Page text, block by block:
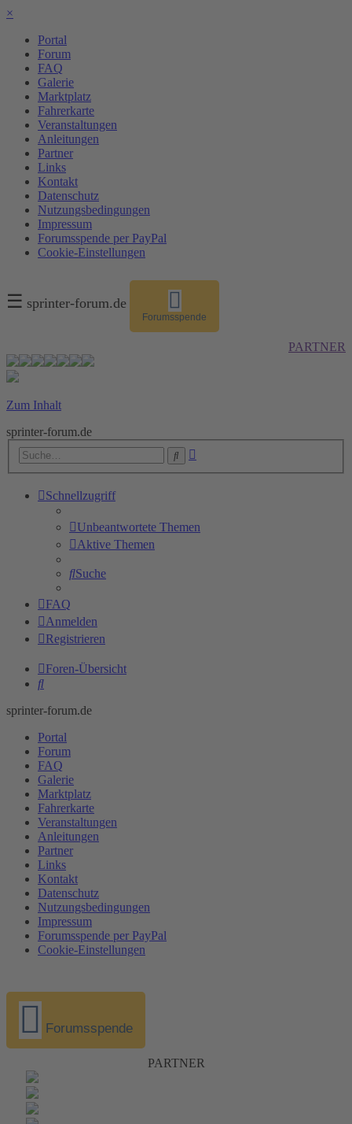
×
Portal
Forum
FAQ
Galerie
Marktplatz
Fahrerkarte
Veranstaltungen
Anleitungen
Partner
Links
Kontakt
Datenschutz
Nutzungsbedingungen
Impressum
Forumsspende per PayPal
Cookie-Einstellungen
☰ sprinter-forum.de
Forumsspende
PARTNER
Zum Inhalt
sprinter-forum.de
Suche
Schnellzugriff
Unbeantwortete Themen
Aktive Themen
Suche
FAQ
Anmelden
Registrieren
Foren-Übersicht
Suche
sprinter-forum.de
Portal
Forum
FAQ
Galerie
Marktplatz
Fahrerkarte
Veranstaltungen
Anleitungen
Partner
Links
Kontakt
Datenschutz
Nutzungsbedingungen
Impressum
Forumsspende per PayPal
Cookie-Einstellungen
Forumsspende
PARTNER